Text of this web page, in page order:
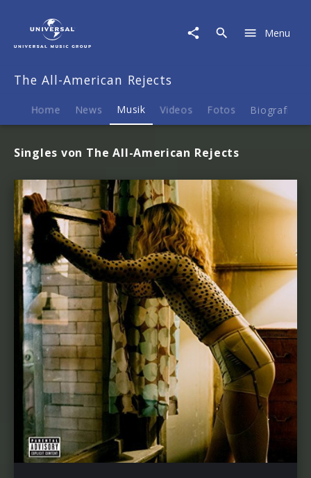
American
Rejects
Musik
Menu
The All-American Rejects
Home News Musik Videos Fotos Biografie
Singles von The All-American Rejects